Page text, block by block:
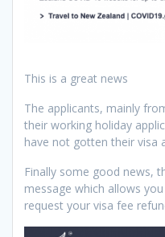
This is a great news
The applicants, mainly
their working holiday
have not gotten their visa
Finally some good news,
message which allows
request your visa fee